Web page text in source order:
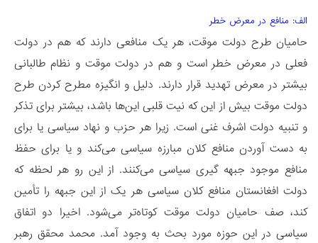
الف: منافع در معرض خطر
حامیان طرح دولت موقت، هر یک منافعی دارند که هم در دولت
فعلی در معرض خطر است و هم در دولت موقت و نظام طالبانی
بیشتر در معرض تهدید قرار دارند. دلیل و انگیزه مطرح کردن طرح
دولت موقت بیش از این که نیت قلبی این‌ها باشد، بیشتر برای تذکر
و تنبیه دولت اشرف غنی است. زیرا هر حزب و نهاد سیاسی یا برای
به دست آوردن منافع کلان مبارزه سیاسی می‌کند و یا برای حفظ
منافع موجود جبهه گیری سیاسی می‌کنند. از این رو هر لحظه که
دولت افغانستان منافع کلان سیاسی هر یک از این جبهه را تأمین
کند، صف حامیان دولت موقت کوتاه‌تر می‌شود. اخیرا دو اتفاق
سیاسی در این حوزه مورد بحث به وجود آمد. محمد محقق رهبر